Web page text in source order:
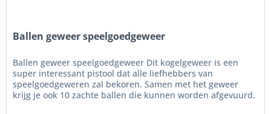
Ballen geweer speelgoedgeweer
Ballen geweer speelgoedgeweer Dit kogelgeweer is een
super interessant pistool dat alle liefhebbers van
speelgoedgeweren zal bekoren. Samen met het geweer
krijg je ook 10 zachte ballen die kunnen worden afgevuurd.